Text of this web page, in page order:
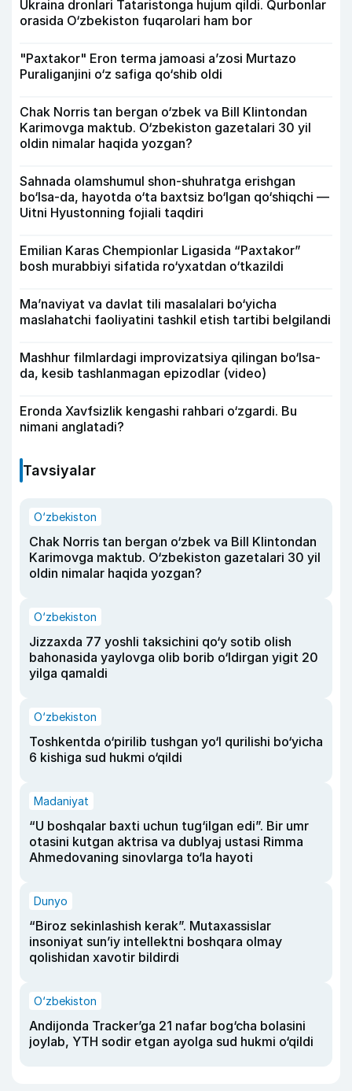
Ukraina dronlari Tataristonga hujum qildi. Qurbonlar
orasida O‘zbekiston fuqarolari ham bor
"Paxtakor" Eron terma jamoasi a’zosi Murtazo
Puraliganjini o‘z safiga qo‘shib oldi
Chak Norris tan bergan o‘zbek va Bill Klintondan
Karimovga maktub. O‘zbekiston gazetalari 30 yil
oldin nimalar haqida yozgan?
Sahnada olamshumul shon-shuhratga erishgan
bo‘lsa-da, hayotda o‘ta baxtsiz bo‘lgan qo‘shiqchi —
Uitni Hyustonning fojiali taqdiri
Emilian Karas Chempionlar Ligasida “Paxtakor”
bosh murabbiyi sifatida ro‘yxatdan o‘tkazildi
Ma’naviyat va davlat tili masalalari bo‘yicha
maslahatchi faoliyatini tashkil etish tartibi belgilandi
Mashhur filmlardagi improvizatsiya qilingan bo‘lsa-
da, kesib tashlanmagan epizodlar (video)
Eronda Xavfsizlik kengashi rahbari o‘zgardi. Bu
nimani anglatadi?
Tavsiyalar
O‘zbekiston
Chak Norris tan bergan o‘zbek va Bill Klintondan
Karimovga maktub. O‘zbekiston gazetalari 30 yil
oldin nimalar haqida yozgan?
O‘zbekiston
Jizzaxda 77 yoshli taksichini qo‘y sotib olish
bahonasida yaylovga olib borib o‘ldirgan yigit 20
yilga qamaldi
O‘zbekiston
Toshkentda o‘pirilib tushgan yo‘l qurilishi bo‘yicha
6 kishiga sud hukmi o‘qildi
Madaniyat
“U boshqalar baxti uchun tug‘ilgan edi”. Bir umr
otasini kutgan aktrisa va dublyaj ustasi Rimma
Ahmedovaning sinovlarga to‘la hayoti
Dunyo
“Biroz sekinlashish kerak”. Mutaxassislar
insoniyat sun’iy intellektni boshqara olmay
qolishidan xavotir bildirdi
O‘zbekiston
Andijonda Tracker’ga 21 nafar bog‘cha bolasini
joylab, YTH sodir etgan ayolga sud hukmi o‘qildi